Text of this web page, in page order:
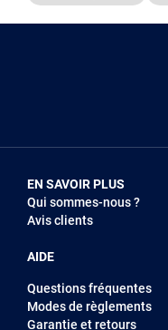
EN SAVOIR PLUS
Qui sommes-nous ?
Avis clients
AIDE
Questions fréquentes
Modes de règlements
Garantie et retours